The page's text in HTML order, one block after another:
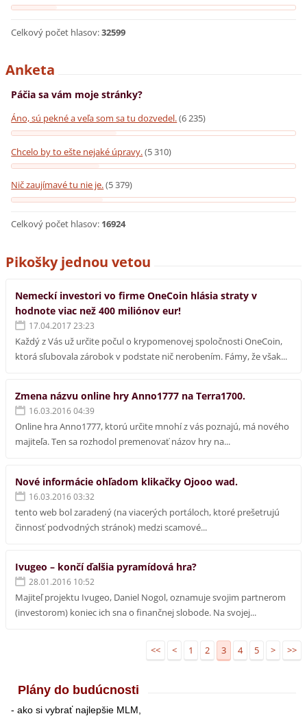
Celkový počet hlasov:32599
Anketa
Páčia sa vám moje stránky?
Áno, sú pekné a veľa som sa tu dozvedel.(6 235)
Chcelo by to ešte nejaké úpravy.(5 310)
Nič zaujímavé tu nie je.(5 379)
Celkový počet hlasov: 16924
Pikošky jednou vetou
Nemeckí investori vo firme OneCoin hlásia straty v
hodnote viac než 400 miliónov eur!
17.04.2017 23:23
Každý z Vás už určite počul o krypomenovej spoločnosti OneCoin,
ktorá sľubovala zárobok v podstate nič nerobením. Fámy, že však...
Zmena názvu online hry Anno1777 na Terra1700.
16.03.2016 04:39
Online hra Anno1777, ktorú určite mnohí z vás poznajú, má nového
majiteľa. Ten sa rozhodol premenovať názov hry na...
Nové informácie ohľadom klikačky Ojooo wad.
16.03.2016 03:32
tento web bol zaradený (na viacerých portáloch, ktoré prešetrujú
činnosť podvodných stránok) medzi scamové...
Ivugeo – končí ďalšia pyramídová hra?
28.01.2016 10:52
Majiteľ projektu Ivugeo, Daniel Nogol, oznamuje svojim partnerom
(investorom) koniec ich sna o finančnej slobode. Na svojej...
<< < 1 2 3 4 5 > >>
Plány do budúcnosti
- ako si vybrať najlepšie MLM,